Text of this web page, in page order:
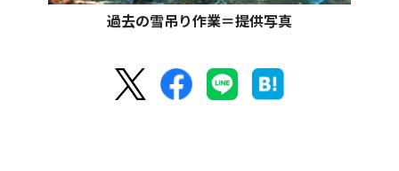
過去の雪吊り作業＝提供写真